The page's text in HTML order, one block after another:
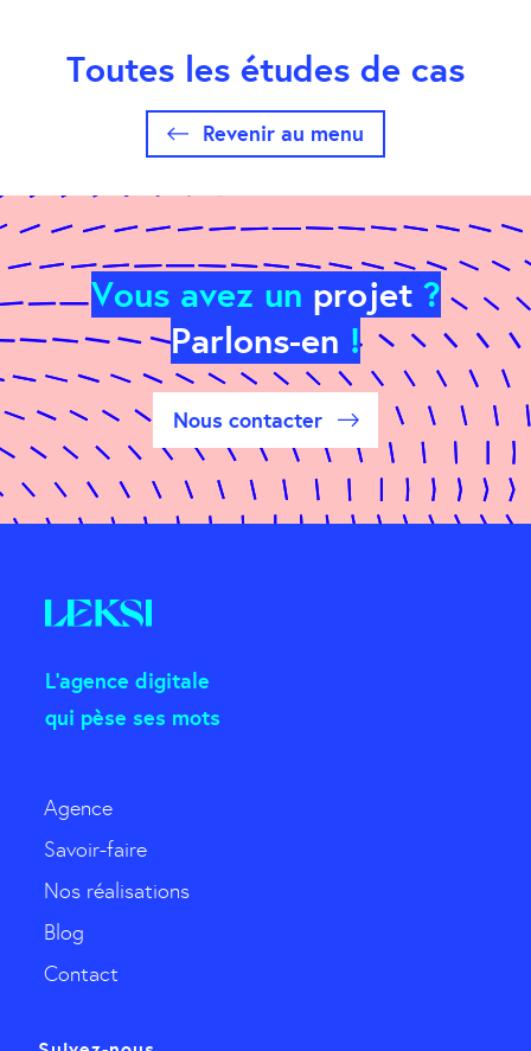
Toutes les études de cas
Revenir au menu
Vous avez un projet?
Parlons-en !
Nous contacter
L'agence digitale
qui pèse ses mots
Agence
Savoir-faire
Nos réalisations
Blog
Contact